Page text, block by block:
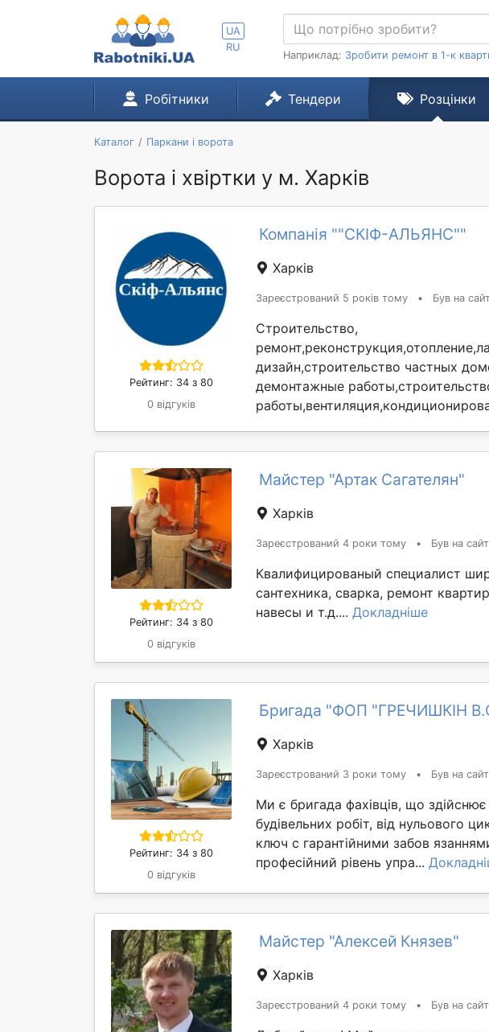
UA
RU
Наприклад: Зробити ремонт в 1-к
Робітники Тендери Розцінки
Каталог Паркани і ворота
Ворота і хвіртки у м. Харків
Рейтинг: 34 з 80
0 відгуків
Компанія ""СКІФ-АЛЬЯНС""
Харків
Зареєстрований 5 років тому • Був на
Строительство,
дизайн,строительство частных
демонтажные
Рейтинг: 34 з 80
0 відгуків
Майстер "Артак Сагателян"
Харків
Зареєстрований 4 роки тому • Був на
Квалифицированый специалист
сантехника, сварка, ремонт
навесы и т.д.... Докладніше
Рейтинг: 34 з 80
0 відгуків
Бригада "ФОП "ГРЕЧИШКІН
Харків
Зареєстрований 3 роки тому • Був на
Ми є бригада фахівців, що
будівельних робіт, від нульового
ключ с гарантійними забов
професійний рівень упра...
Майстер "Алексей Князев"
Харків
Зареєстрований 4 роки тому • Був на